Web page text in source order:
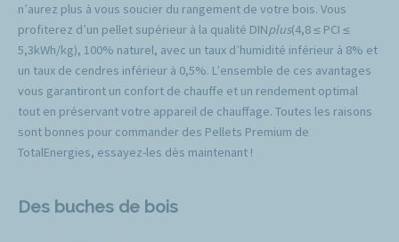
n’aurez plus à vous soucier du rangement de votre bois. Vous
profiterez d’un pellet supérieur à la qualité DINplus(4,8 ≤ PCI ≤
5,3kWh/kg), 100% naturel, avec un taux d’humidité inférieur à 8% et
un taux de cendres inférieur à 0,5%. L’ensemble de ces avantages
vous garantiront un confort de chauffe et un rendement optimal
tout en préservant votre appareil de chauffage. Toutes les raisons
sont bonnes pour commander des Pellets Premium de
TotalEnergies, essayez-les dès maintenant !
Des buches de bois